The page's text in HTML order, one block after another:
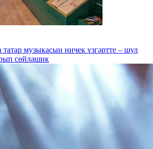
татар музыкасын ничек үзгәртте – шул
сөйләшик